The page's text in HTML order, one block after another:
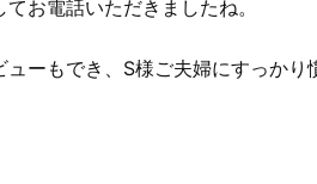
お電話いただきましたね。
ーもでき、S様ご夫婦にすっか